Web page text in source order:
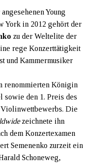
Young
York in 2012 gehört der
zu der Weltelite der
rege Konzerttätigkeit
und Kammermusiker
renommierten Königin
sowie den 1. Preis des
Die
zeichnete ihn
dem Konzertexamen
Semenenko zurzeit ein
Schoneweg,